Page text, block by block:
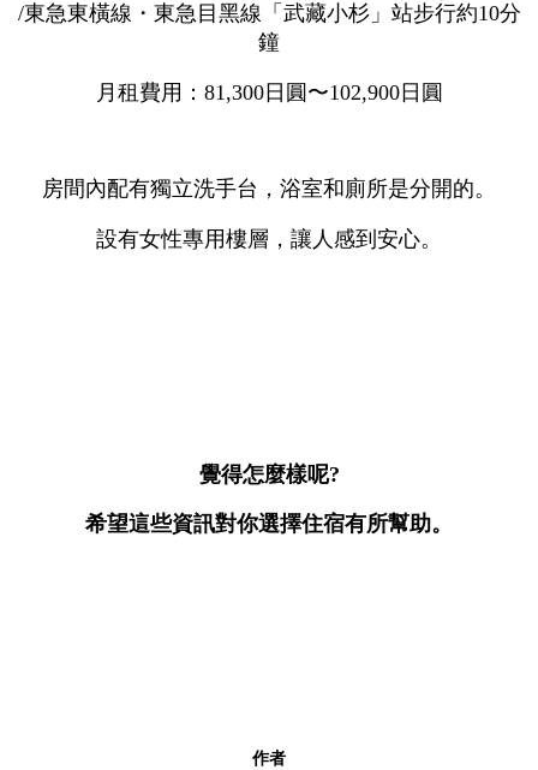
/東急東橫線・東急目黑線「武藏小杉」站步行約10分
鐘
月租費用：81,300日圓〜102,900日圓
房間內配有獨立洗手台，浴室和廁所是分開的。
設有女性專用樓層，讓人感到安心。
覺得怎麼樣呢?
希望這些資訊對你選擇住宿有所幫助。
作者